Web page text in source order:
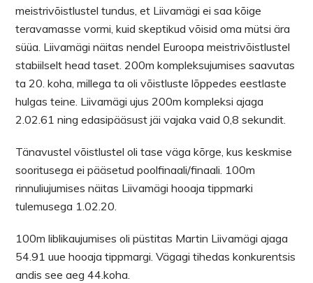
meistrivõistlustel tundus, et Liivamägi ei saa kõige
teravamasse vormi, kuid skeptikud võisid oma mütsi ära
süüa. Liivamägi näitas nendel Euroopa meistrivõistlustel
stabiilselt head taset. 200m kompleksujumises saavutas
ta 20. koha, millega ta oli võistluste lõppedes eestlaste
hulgas teine. Liivamägi ujus 200m kompleksi ajaga
2.02.61 ning edasipääsust jäi vajaka vaid 0,8 sekundit.
Tänavustel võistlustel oli tase väga kõrge, kus keskmise
sooritusega ei pääsetud poolfinaali/finaali. 100m
rinnuliujumises näitas Liivamägi hooaja tippmarki
tulemusega 1.02.20.
100m liblikaujumises oli püstitas Martin Liivamägi ajaga
54.91 uue hooaja tippmargi. Vägagi tihedas konkurentsis
andis see aeg 44.koha.